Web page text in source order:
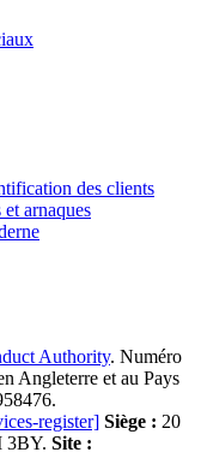
des clients
arnaques
Authority. Numéro
Angleterre et au Pays
register] Siège : 20
3BY. Site :